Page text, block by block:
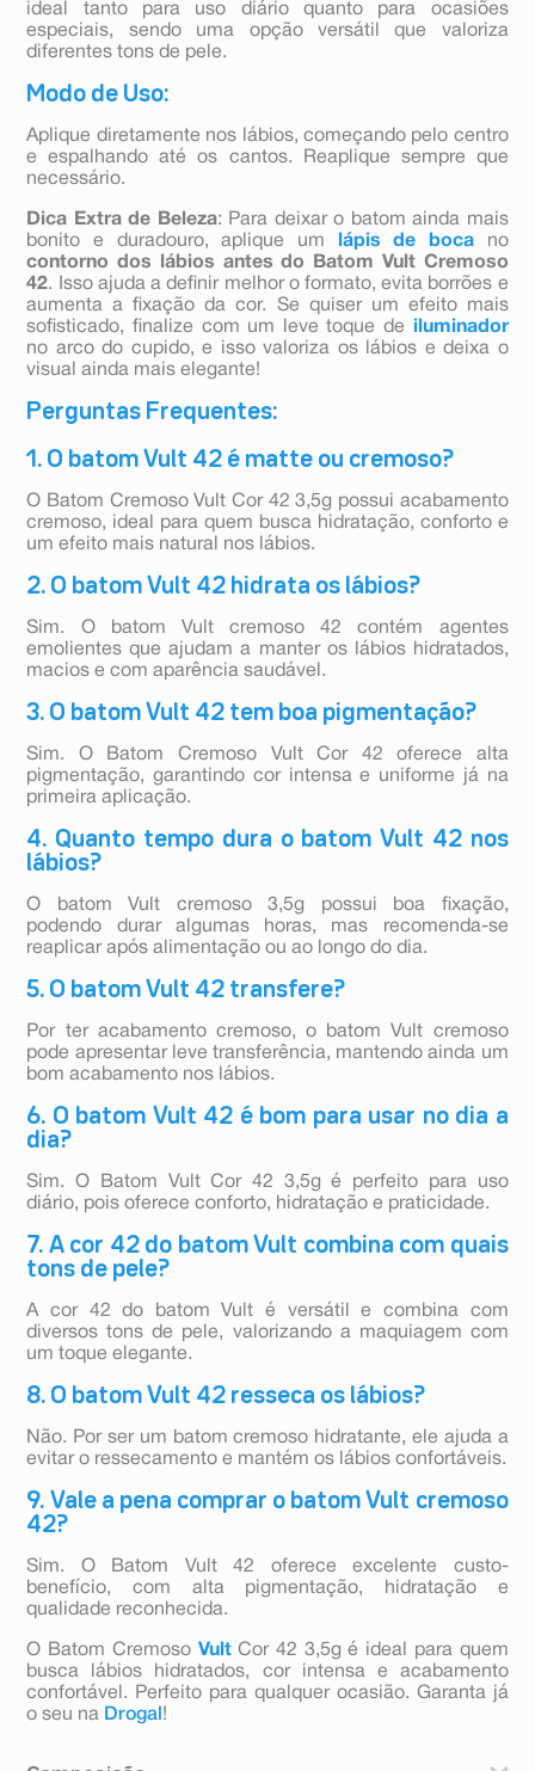
ideal tanto para uso diário quanto para ocasiões
especiais, sendo uma opção versátil que valoriza
diferentes tons de pele.
Modo de Uso:
Aplique diretamente nos lábios, começando pelo centro
e espalhando até os cantos. Reaplique sempre que
necessário.
Dica Extra de Beleza: Para deixar o batom ainda mais
bonito e duradouro, aplique um
lápis de boca
no
contorno dos lábios antes do Batom Vult Cremoso
42. Isso ajuda a definir melhor o formato, evita borrões e
aumenta a fixação da cor. Se quiser um efeito mais
sofisticado, finalize com um leve toque de iluminador
no arco do cupido, e isso valoriza os lábios e deixa o
visual ainda mais elegante!
Perguntas Frequentes:
1. O batom Vult 42 é matte ou cremoso?
O Batom Cremoso Vult Cor 42 3,5g possui acabamento
cremoso, ideal para quem busca hidratação, conforto e
um efeito mais natural nos lábios.
2. O batom Vult 42 hidrata os lábios?
Sim. O batom Vult cremoso 42 contém agentes
emolientes que ajudam a manter os lábios hidratados,
macios e com aparência saudável.
3. O batom Vult 42 tem boa pigmentação?
Sim. O Batom Cremoso Vult Cor 42 oferece alta
pigmentação, garantindo cor intensa e uniforme já na
primeira aplicação.
4. Quanto tempo dura o batom Vult 42 nos
lábios?
O batom Vult cremoso 3,5g possui boa fixação,
podendo durar algumas horas, mas recomenda-se
reaplicar após alimentação ou ao longo do dia.
5. O batom Vult 42 transfere?
Por ter acabamento cremoso, o batom Vult cremoso
pode apresentar leve transferência, mantendo ainda um
bom acabamento nos lábios.
6. O batom Vult 42 é bom para usar no dia a
dia?
Sim. O Batom Vult Cor 42 3,5g é perfeito para uso
diário, pois oferece conforto, hidratação e praticidade.
7. A cor 42 do batom Vult combina com quais
tons de pele?
A cor 42 do batom Vult é versátil e combina com
diversos tons de pele, valorizando a maquiagem com
um toque elegante.
8. O batom Vult 42 resseca os lábios?
Não. Por ser um batom cremoso hidratante, ele ajuda a
evitar o ressecamento e mantém os lábios confortáveis.
9. Vale a pena comprar o batom Vult cremoso
42?
Sim. O Batom Vult 42 oferece excelente custo-
benefício, com alta pigmentação, hidratação e
qualidade reconhecida.
O Batom Cremoso Vult Cor 42 3,5g é ideal para quem
busca lábios hidratados, cor intensa e acabamento
confortável. Perfeito para qualquer ocasião. Garanta já
o seu na Drogal !